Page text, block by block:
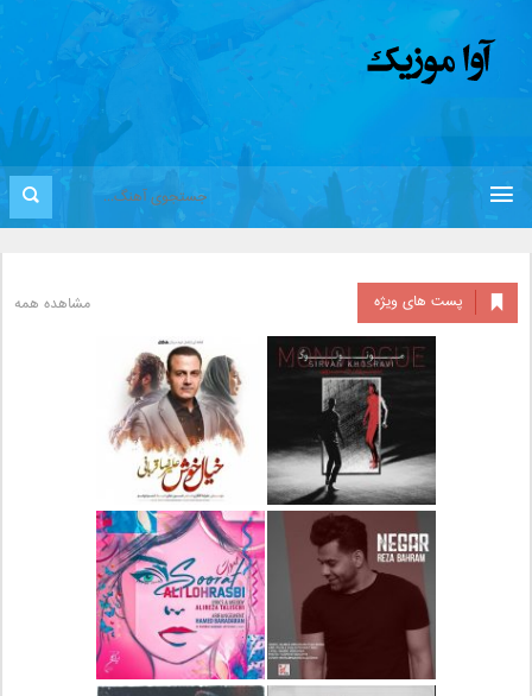
پست های ویژه مشاهده همه
دانلود آلبوم جدید سیروان
خسروی بنام مونولوگ
دانلود آهنگ جدید علیرضا
قربانی بنام خیال خوش